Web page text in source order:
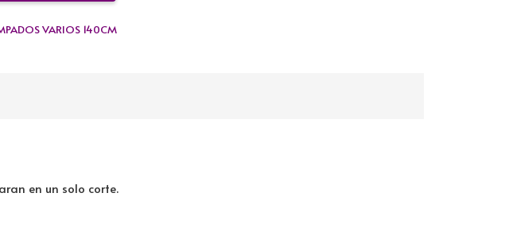
VARIOS 140CM
en un solo corte.